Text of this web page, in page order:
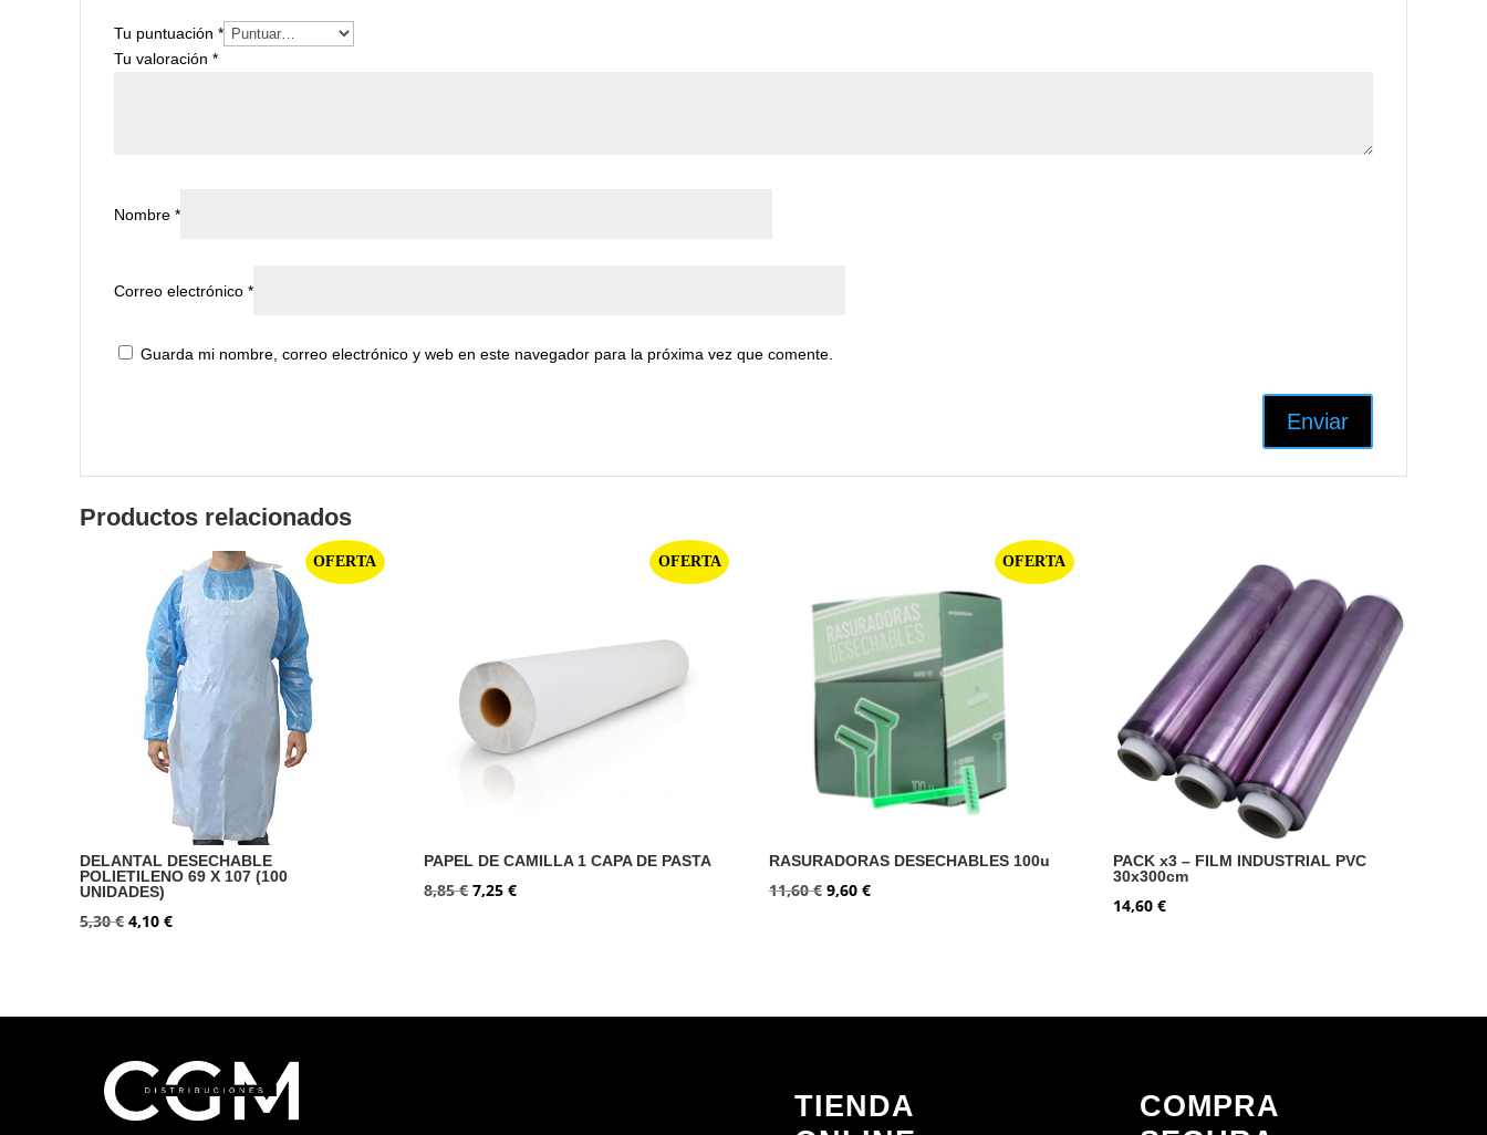
Tu puntuación *
Tu valoración *
Nombre *
Correo electrónico *
Guarda mi nombre, correo electrónico y web en este navegador para la próxima vez que comente.
Productos relacionados
OFERTA
DELANTAL DESECHABLE
POLIETILENO 69 X 107 (100
UNIDADES)
5,30€ El
4,10 €El
OFERTA
PAPEL DE CAMILLA 1 CAPA DE PASTA
8,85€El
7,25€El
OFERTA
RASURADORAS DESECHABLES 100u
11,60€ El
9,60 €El
PACK x3 – FILM INDUSTRIAL PVC
30x300cm
14,60€
TIENDA
COMPRA